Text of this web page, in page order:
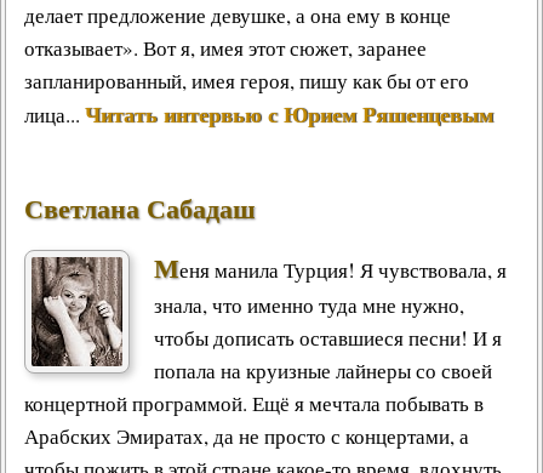
делает предложение девушке, а она ему в конце
отказывает». Вот я, имея этот сюжет, заранее
запланированный, имея героя, пишу как бы от его
лица... Читать интервью с Юрием Ряшенцевым
Светлана Сабадаш
Меня манила Турция! Я чувствовала, я
знала, что именно туда мне нужно,
чтобы дописать оставшиеся песни! И я
попала на круизные лайнеры со своей
концертной программой. Ещё я мечтала побывать в
Арабских Эмиратах, да не просто с концертами, а